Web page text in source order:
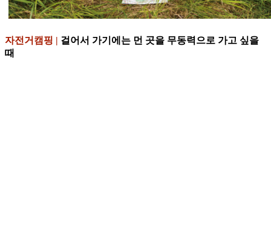
자전거캠핑 | 걸어서 가기에는 먼 곳을 무동력으로 가고 싶을
때